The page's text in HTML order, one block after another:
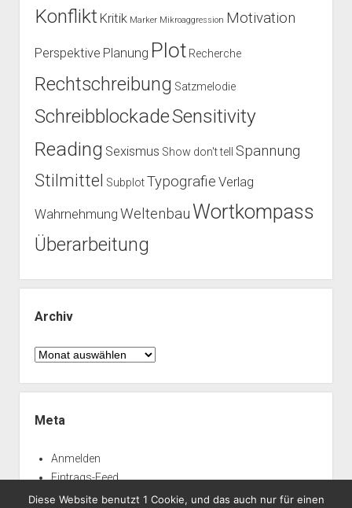
Konflikt Kritik Marker Mikroaggression Motivation
Perspektive Planung Plot Recherche
Rechtschreibung Satzmelodie
SchreibblockadeSensitivity
Reading Sexismus Show don't tell Spannung
Stilmittel Subplot Typografie Verlag
Wahrnehmung WeltenbauWortkompass
Überarbeitung
Archiv
Archiv
Meta
Anmelden
Eintrags-Feed
Kommentar-Feed
Diese Website benutzt 1 Cookie, und das auch nur für einen